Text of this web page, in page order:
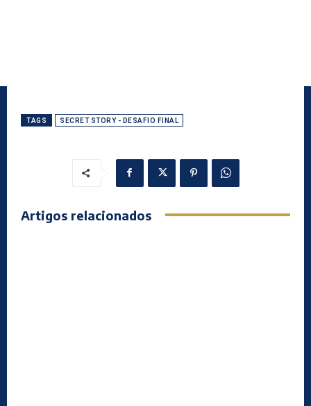
TAGS SECRET STORY - DESAFIO FINAL
Artigos relacionados